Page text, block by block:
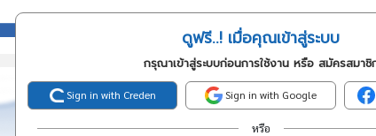
ดูฟรี..! เมื่อคุณเข้าสู่ระบบ
กรุณาเข้าสู่ระบบก่อนการใช้งาน หรือ สมัครสมาชิ
Sign in with Creden Sign in with Google
หรือ